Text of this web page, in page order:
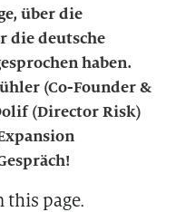
über die
die deutsche
haben.
(Co-Founder &
(Director Risk)
this page.